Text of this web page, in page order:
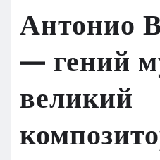
Антонио
— гений
великий